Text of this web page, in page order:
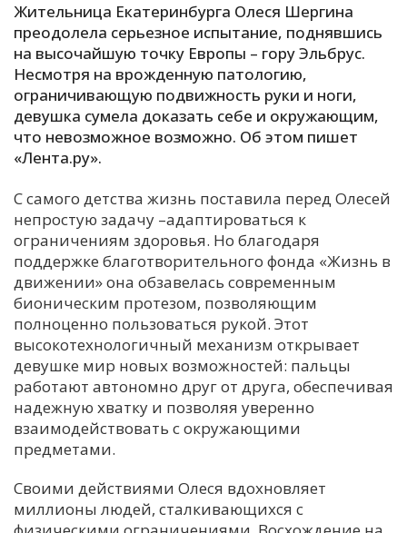
К
Н
У
Х
Я
Жительница Екатеринбурга Олеся Шергина
преодолела серьезное испытание, поднявшись
на высочайшую точку Европы – гору Эльбрус.
Несмотря на врожденную патологию,
ограничивающую подвижность руки и ноги,
девушка сумела доказать себе и окружающим,
что невозможное возможно. Об этом пишет
«Лента.ру».
С самого детства жизнь поставила перед Олесей
непростую задачу –адаптироваться к
ограничениям здоровья. Но благодаря
поддержке благотворительного фонда «Жизнь в
движении» она обзавелась современным
бионическим протезом, позволяющим
полноценно пользоваться рукой. Этот
высокотехнологичный механизм открывает
девушке мир новых возможностей: пальцы
работают автономно друг от друга, обеспечивая
надежную хватку и позволяя уверенно
взаимодействовать с окружающими
предметами.
Своими действиями Олеся вдохновляет
миллионы людей, сталкивающихся с